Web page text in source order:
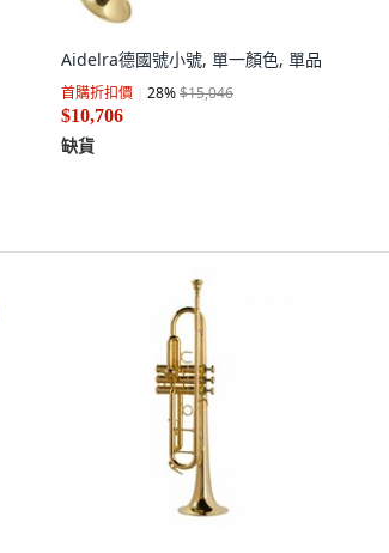
Aidelra德國號小號, 單一顏色, 單品
首購折扣價 28%$15,046
$10,706
缺貨